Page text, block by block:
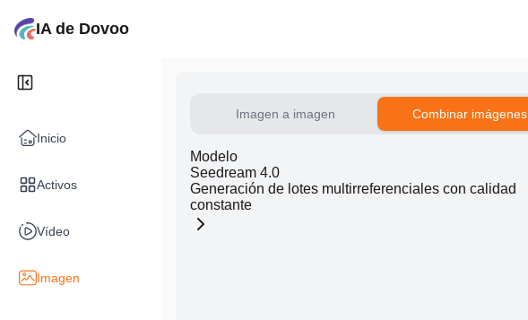
IA de Dovoo
Inicio
Activos
Vídeo
Imagen
Imagen a imagen Combinar imágenes
Modelo
Seedream 4.0
Generación de lotes multirreferenciales con calidad
constante